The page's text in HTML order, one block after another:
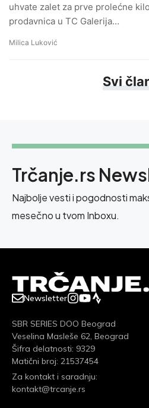
uhvate zalet za prve prolećne
prodavnica u TC Galerija…
Milica Luković
Svi
Trčanje.rs
Najbolje vesti i pogodnosti
mesečno u tvom Inboxu.
Newsletter
SBR SERIES DOO Beograd
Veselina Masleše 62, Beograd
Šifra delatnosti: 9329
Matični broj: 21537454
Za kontakt i saradnju:
kontakt@trcanje.rs